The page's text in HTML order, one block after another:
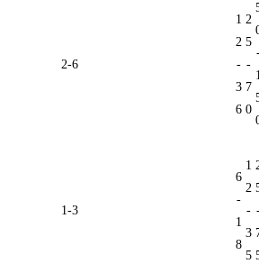
2-6
1
2
-
3
6
2
5
-
7
0
1-3
6
-
1
8
1
2
-
3
5